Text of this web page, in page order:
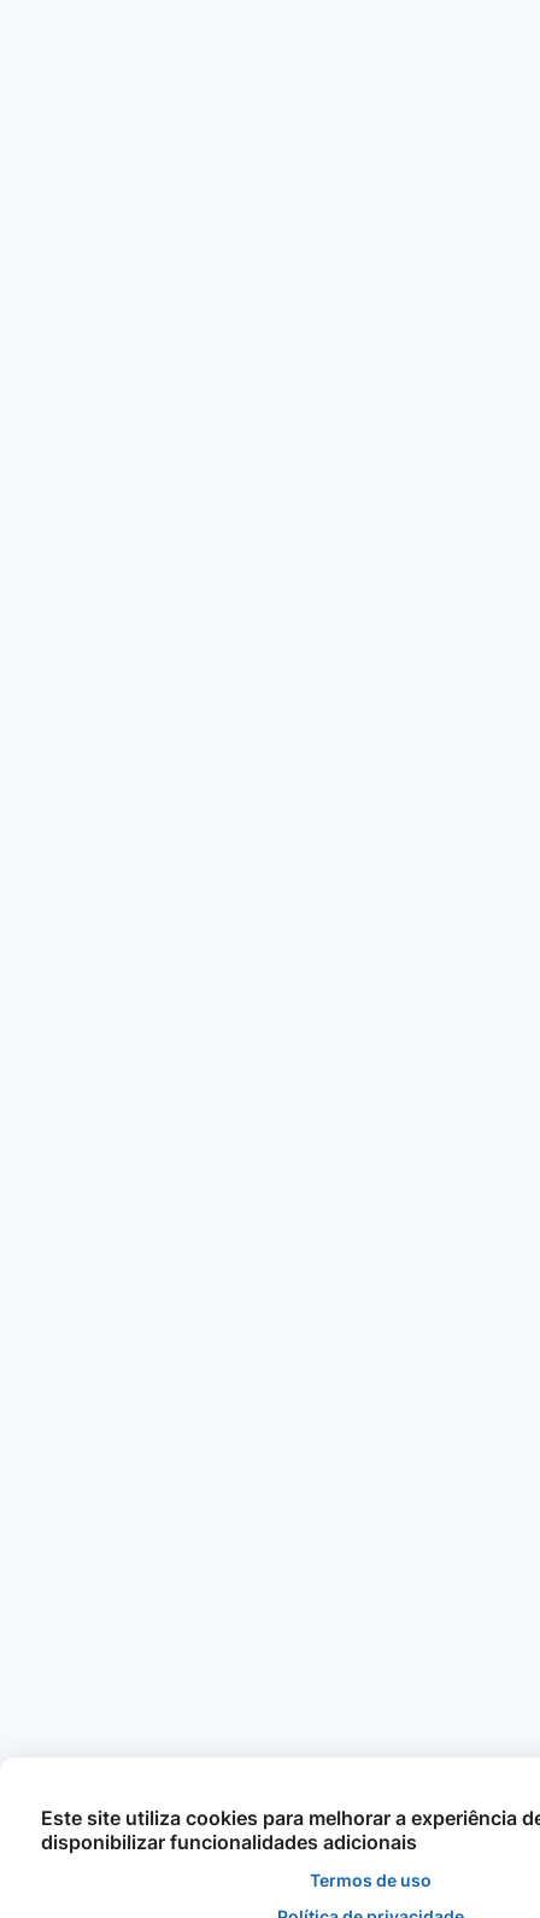
Este site utiliza cookies para melhorar a experiência
disponibilizar funcionalidades adicionais
Termos de uso